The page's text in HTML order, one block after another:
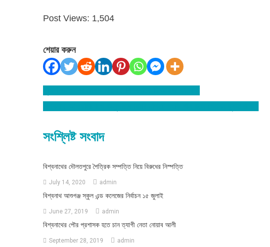
Post Views: 1,504
শেয়ার করুন
Post
সংশ্লিষ্ট সংবাদ
বিশ্বনাথের দৌলতপুরে পৈত্রিক সম্পত্তি নিয়ে বিরুধের নিস্পত্তি
July 14, 2020 admin
বিশ্বনাথ আশুগঞ্জ স্কুল এন্ড কলেজের নির্বাচন ১৫ জুলাই
June 27, 2019 admin
বিশ্বনাথের পৌর প্রশাসক হতে চান ত্যাগী নেতা নোয়াব আলী
September 28, 2019 admin